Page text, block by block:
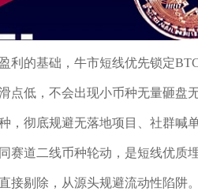
利的基础，牛市短线优先锁定
点低，不会出现小币种无量砸盘
，彻底规避无落地项目、社群喊
赛道二线币种轮动，是短线优质
接剔除，从源头规避流动性陷阱。